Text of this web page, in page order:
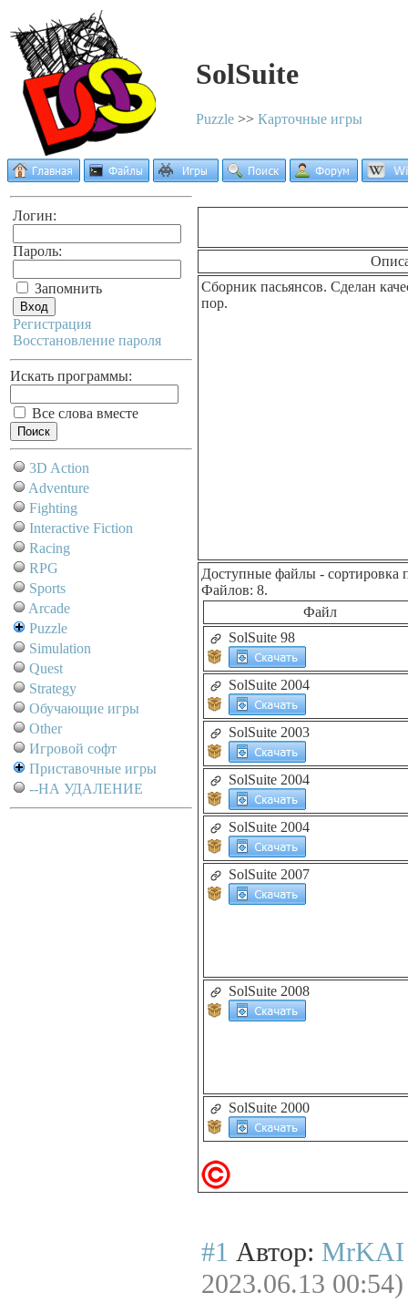
SolSuite
Puzzle >> Карточные игры
Логин:
Пароль:
Запомнить
Регистрация
Восстановление пароля
Искать программы:
Все слова вместе
3D Action
Adventure
Fighting
Interactive Fiction
Racing
RPG
Sports
Arcade
Puzzle
Simulation
Quest
Strategy
Обучающие игры
Other
Игровой софт
Приставочные игры
--НА УДАЛЕНИЕ
Сборник пасьянсов. Сделан
пор.
Доступные файлы - сортировка
Файлов: 8.
Файл
SolSuite 98
SolSuite 2004
SolSuite 2003
SolSuite 2004
SolSuite 2004
SolSuite 2007
SolSuite 2008
SolSuite 2000
#1 Автор: MrKAI
2023.06.13 00:54)